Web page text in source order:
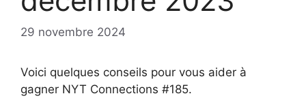
29 novembre 2024
Voici quelques conseils pour vous aider à
gagner NYT Connections #185.